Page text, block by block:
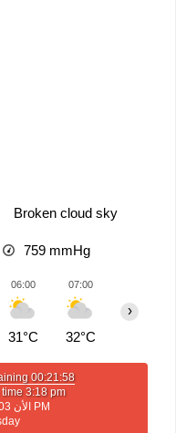
Broken cloud sky
759 mmHg
06:00
31°C
07:00
32°C
›